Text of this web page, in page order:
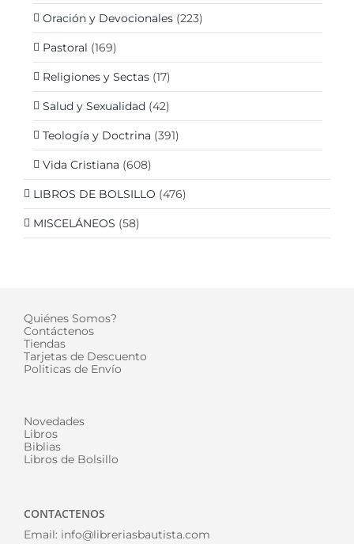
Oración y Devocionales (223)
Pastoral (169)
Religiones y Sectas (17)
Salud y Sexualidad (42)
Teología y Doctrina (391)
Vida Cristiana (608)
LIBROS DE BOLSILLO (476)
MISCELÁNEOS (58)
Quiénes Somos?
Contáctenos
Tiendas
Tarjetas de Descuento
Politicas de Envío
Novedades
Libros
Biblias
Libros de Bolsillo
CONTACTENOS
Email: info@libreriasbautista.com